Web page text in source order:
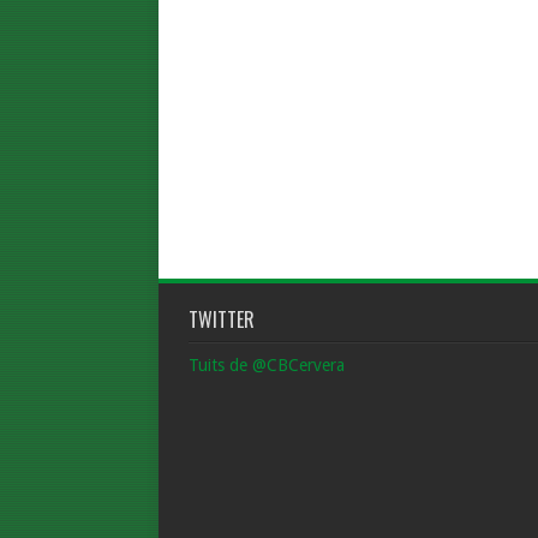
TWITTER
Tuits de @CBCervera